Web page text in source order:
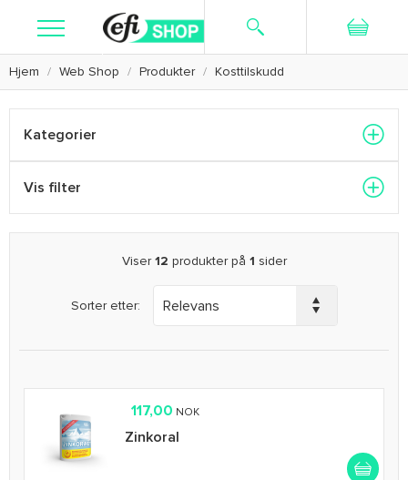
Ny bruker Logg inn
Hudpleie
Hjem Web Shop Produkter Kosttilskudd
Kategorier
Vis filter
Viser12 produkter på 1 sider
Sorter etter:
117,00 NOK
Zinkoral